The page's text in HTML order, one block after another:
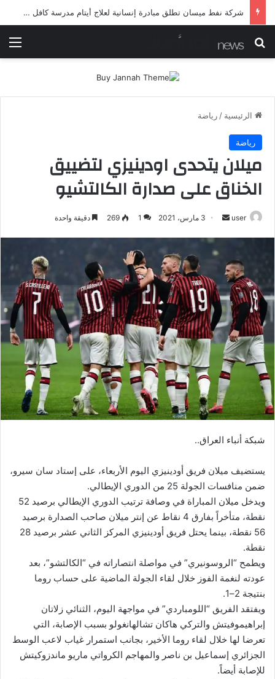
شرطة ميسان تلقي القبض على مطلقي العيارات النارية أثناء تشييع جنائزي في العمارة
بحث عن
الرئيسية / رياضة
رياضة
ميلان يتحدى اودينيزي لتضييق
الخناق على صدارة الكالتشيو
user
أرسل 3 مارس، 2021 1
269 دقيقة واحدة
شبكة أنباء العراق..
يستضيف ميلان فريق أودينيزي اليوم الأربعاء، على إستاد سان سيرو،
ضمن منافسات الجولة 25 من الدوري الإيطالي.
ويدخل ميلان المباراة في وصافة ترتيب الدوري الإيطالي برصيد 52
نقطة، متأخراً بفارق 4 نقاط عن إنتر ميلان صاحب الصدارة برصيد
56 نقطة، بينما يحتل فريق أودينيزي المركز الثاني عشر برصيد 28
نقطة.
ويطمح “الروسونيري” في مواصلة انتصاراته في “الكالتشو”، بعد
عودته لنغمة الفوز خلال لقاء الجولة الماضية على حساب روما
بنتيجة 2–1.
ويفتقد الفريق “اللومباردي” في مواجهة اليوم، الثنائي زلاتان
إبراهيموفيتش والتركي هاكان تشالهانغولو بسبب الإصابة، التي
تعرضا لها خلال لقاء روما الأخير، بجانب استمرار غياب لاعب الوسط
الجزائري إسماعيل بن ناصر والمهاجم الكرواتي ماريو ماندزوكيتش
للإصابة أيضاً.